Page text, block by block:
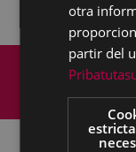
Mapa
Política
otra
partir del